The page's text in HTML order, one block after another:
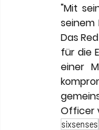
"Mit
seinem
Das
für die
einer
Officer
sixsenses